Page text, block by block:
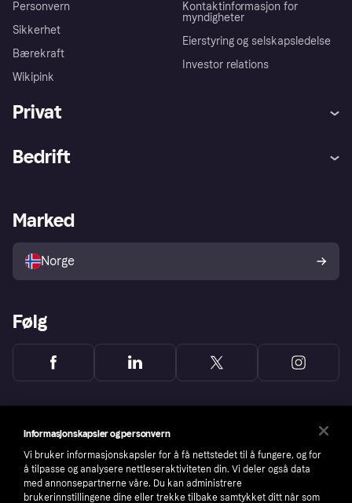
Personvern
Sikkerhet
Bærekraft
Wikipink
Kontaktinformasjon for
myndigheter
Eierstyring og selskapsledelse
Investor relations
Privat
Utforsk butikker
Bedrift
Merchant portal
Marked
Norge
Følg
Informasjonskapsler og personvern
Vi bruker informasjonskapsler for å få nettstedet til å fungere, og for
å tilpasse og analysere nettleseraktiviteten din. Vi deler også data
med annonsepartnerne våre. Du kan administrere
brukerinnstillingene dine eller trekke tilbake samtykket ditt når som